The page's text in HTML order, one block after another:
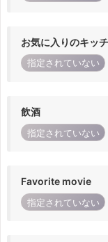
お気に入りのキッ
指定されていない
飲酒
指定されていない
Favorite movie
指定されていない